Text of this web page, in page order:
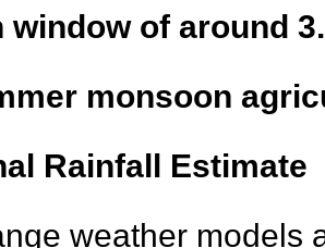
window of around
monsoon
Rainfall Estimate
weather models